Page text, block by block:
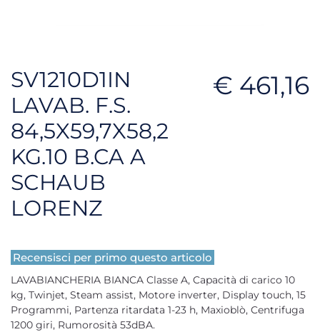
SV1210D1IN
LAVAB. F.S.
84,5X59,7X58,2
KG.10 B.CA A
SCHAUB
LORENZ
€ 461,16
Recensisci per primo questo articolo
LAVABIANCHERIA BIANCA Classe A, Capacità di carico 10
kg, Twinjet, Steam assist, Motore inverter, Display touch, 15
Programmi, Partenza ritardata 1-23 h, Maxioblò, Centrifuga
1200 giri, Rumorosità 53dBA.